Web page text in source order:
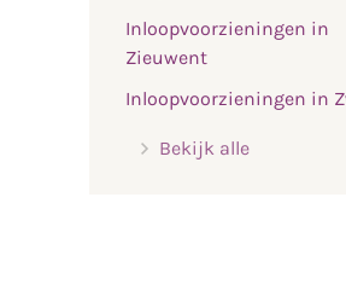
Inloopvoorzieningen in
Zieuwent
Inloopvoorzieningen in
Bekijk alle